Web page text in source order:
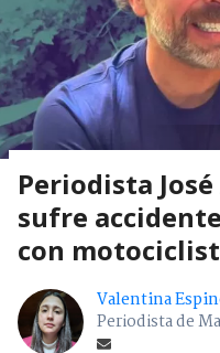
Periodista
sufre
con
Valentina
Periodista de